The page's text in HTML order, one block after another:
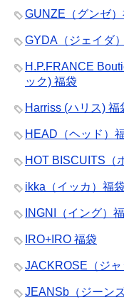
GUNZE（グンゼ
GYDA（ジェイダ
H.P.FRANCE
ック) 福袋
Harriss (ハリス) 福
HEAD（ヘッド）
HOT BISCUITS（
ikka（イッカ）福袋
INGNI（イング）
IRO+IRO 福袋
JACKROSE（ジ
JEANSb（ジーン